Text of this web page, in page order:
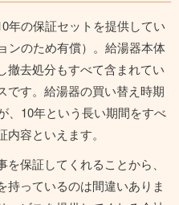
年の保証セットを提供してい
ンのため有償）。給湯器本体
撤去処分もすべて含まれてい
です。給湯器の買い替え時期
、10年という長い期間をすべ
容といえます。
保証してくれることから、
持っているのは間違いありま